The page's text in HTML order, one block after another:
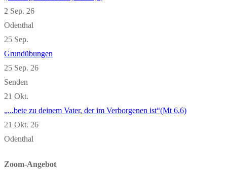
2 Sep. 26
Odenthal
25 Sep.
Grundübungen
25 Sep. 26
Senden
21 Okt.
„...bete zu deinem Vater, der im Verborgenen ist“(Mt 6,6)
21 Okt. 26
Odenthal
Zoom-Angebot